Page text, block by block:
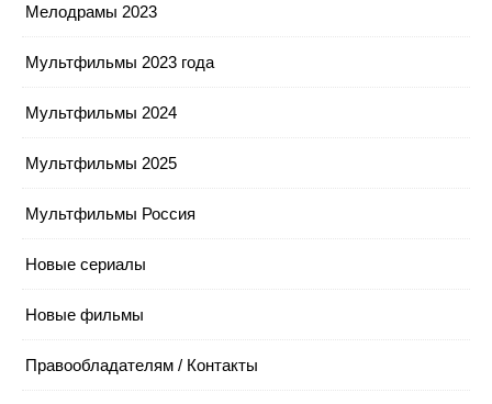
Мелодрамы 2023
Мультфильмы 2023 года
Мультфильмы 2024
Мультфильмы 2025
Мультфильмы Россия
Новые сериалы
Новые фильмы
Правообладателям / Контакты